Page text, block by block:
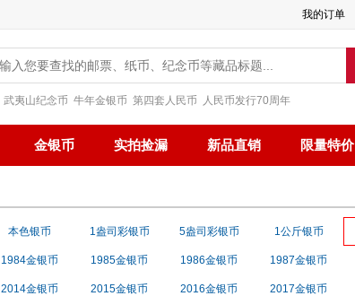
我的订单
武夷山纪念币 牛年金银币 第四套人民币 人民币发行70周年
金银币 实拍捡漏 新品直销 限量特价
本色银币 1盎司彩银币 5盎司彩银币 1公斤银币
1984金银币 1985金银币 1986金银币 1987金银币
2014金银币 2015金银币 2016金银币 2017金银币